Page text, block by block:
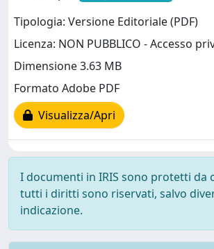
Tipologia: Versione Editoriale (PDF)
Licenza: NON PUBBLICO - Accesso
Dimensione 3.63 MB
Formato Adobe PDF
Visualizza/Apri
I documenti in IRIS sono protetti da
tutti i diritti sono riservati, salvo
indicazione.